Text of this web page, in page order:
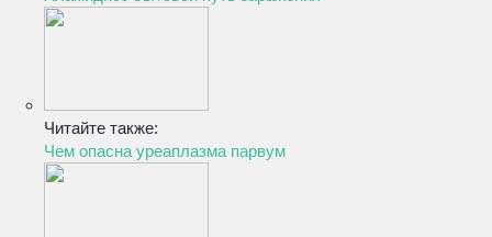
Читайте также:
Чем опасна уреаплазма парвум